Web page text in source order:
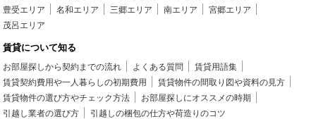
豊受エリア
名和エリア 三郷エリア 南エリア
宮郷エリア
茂呂エリア
賃貸について知る
お部屋探しから契約までの流れ よくある質問
賃貸用語集
賃貸契約費用や一人暮らしの初期費用
賃貸物件の間取り図や資料の見方
賃貸物件の選び方やチェック方法
お部屋探しにオススメの時期
引越し業者の選び方
引越しの梱包の仕方や荷造りのコツ